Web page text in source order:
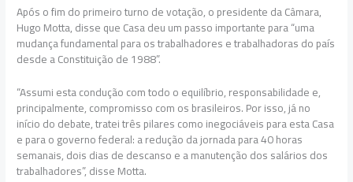
Após o fim do primeiro turno de votação, o presidente da Câmara,
Hugo Motta, disse que Casa deu um passo importante para “uma
mudança fundamental para os trabalhadores e trabalhadoras do país
desde a Constituição de 1988”.
“Assumi esta condução com todo o equilíbrio, responsabilidade e,
principalmente, compromisso com os brasileiros. Por isso, já no
início do debate, tratei três pilares como inegociáveis para esta Casa
e para o governo federal: a redução da jornada para 40 horas
semanais, dois dias de descanso e a manutenção dos salários dos
trabalhadores”, disse Motta.